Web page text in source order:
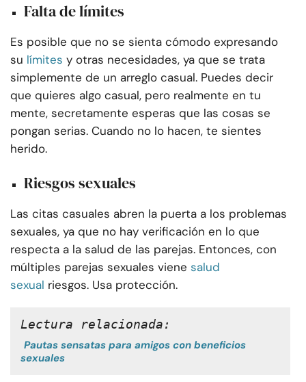
Falta de límites
Es posible que no se sienta cómodo expresando
su límites y otras necesidades, ya que se trata
simplemente de un arreglo casual. Puedes decir
que quieres algo casual, pero realmente en tu
mente, secretamente esperas que las cosas se
pongan serias. Cuando no lo hacen, te sientes
herido.
Riesgos sexuales
Las citas casuales abren la puerta a los problemas
sexuales, ya que no hay verificación en lo que
respecta a la salud de las parejas. Entonces, con
múltiples parejas sexuales viene salud
sexual riesgos. Usa protección.
Lectura relacionada:
Pautas sensatas para amigos con beneficios
sexuales